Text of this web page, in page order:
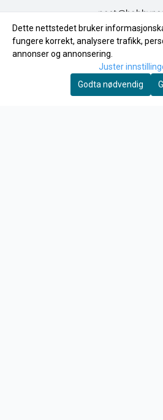
Meny
Merker
Tilbud
Dette nettstedet bruker
fungere korrekt, analysere trafikk,
annonser og annonsering.
Juster
Godta nødvendig